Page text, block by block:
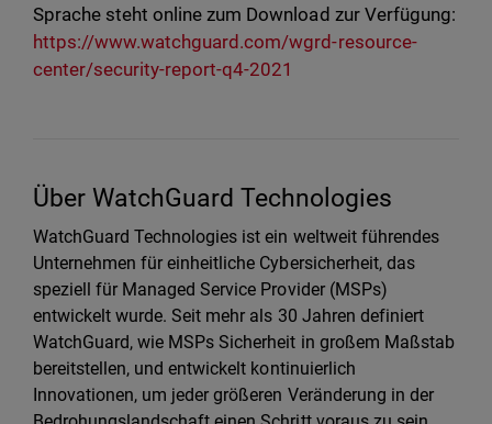
Sprache steht online zum Download zur Verfügung:
https://www.watchguard.com/wgrd-resource-
center/security-report-q4-2021
Über WatchGuard Technologies
WatchGuard Technologies ist ein weltweit führendes
Unternehmen für einheitliche Cybersicherheit, das
speziell für Managed Service Provider (MSPs)
entwickelt wurde. Seit mehr als 30 Jahren definiert
WatchGuard, wie MSPs Sicherheit in großem Maßstab
bereitstellen, und entwickelt kontinuierlich
Innovationen, um jeder größeren Veränderung in der